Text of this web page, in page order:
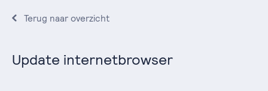
Terug naar overzicht
Update internetbrowser